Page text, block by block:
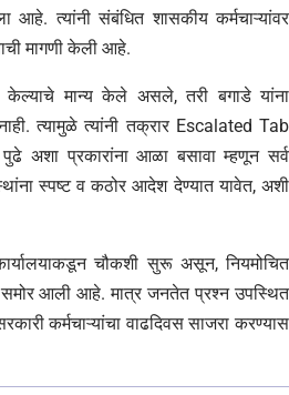
आहे. त्यांनी संबंधित शासकीय कर्मचाऱ्यांवर
मागणी केली आहे.
केल्याचे मान्य केले असले, तरी बगाडे यांना
त्यामुळे त्यांनी तक्रार Escalated Tab
पुढे अशा प्रकारांना आळा बसावा म्हणून सर्व
स्पष्ट व कठोर आदेश देण्यात यावेत, अशी
चौकशी सुरू असून, नियमोचित
समोर आली आहे. मात्र जनतेत प्रश्न उपस्थित
कर्मचाऱ्यांचा वाढदिवस साजरा करण्यास